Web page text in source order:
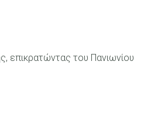
επικρατώντας του Πανιωνίου